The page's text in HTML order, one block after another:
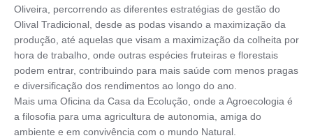
Oliveira, percorrendo as diferentes estratégias de gestão do
Olival Tradicional, desde as podas visando a maximização da
produção, até aquelas que visam a maximização da colheita por
hora de trabalho, onde outras espécies fruteiras e florestais
podem entrar, contribuindo para mais saúde com menos pragas
e diversificação dos rendimentos ao longo do ano.
Mais uma Oficina da Casa da Ecolução, onde a Agroecologia é
a filosofia para uma agricultura de autonomia, amiga do
ambiente e em convivência com o mundo Natural.